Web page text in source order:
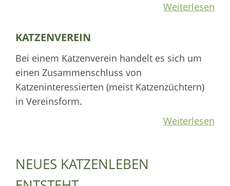
Weiterlesen
KATZENVEREIN
Bei einem Katzenverein handelt es sich um
einen Zusammenschluss von
Katzeninteressierten (meist Katzenzüchtern)
in Vereinsform.
Weiterlesen
NEUES KATZENLEBEN